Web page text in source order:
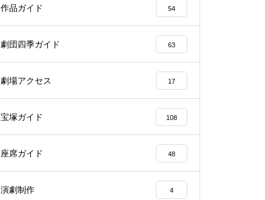
作品ガイド 54
劇団四季ガイド 63
劇場アクセス 17
宝塚ガイド 108
座席ガイド 48
演劇制作 4